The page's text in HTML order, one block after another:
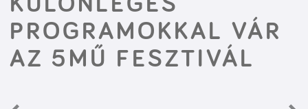
PROGRAMOKKAL VÁR
AZ 5MŰ FESZTIVÁL